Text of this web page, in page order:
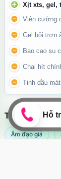
Xịt xts, gel,
Viên cường
Gel bôi trơn
Bao cao su
Chai hít
Tinh dầu
TÌM KIẾM
Âm đạo giả